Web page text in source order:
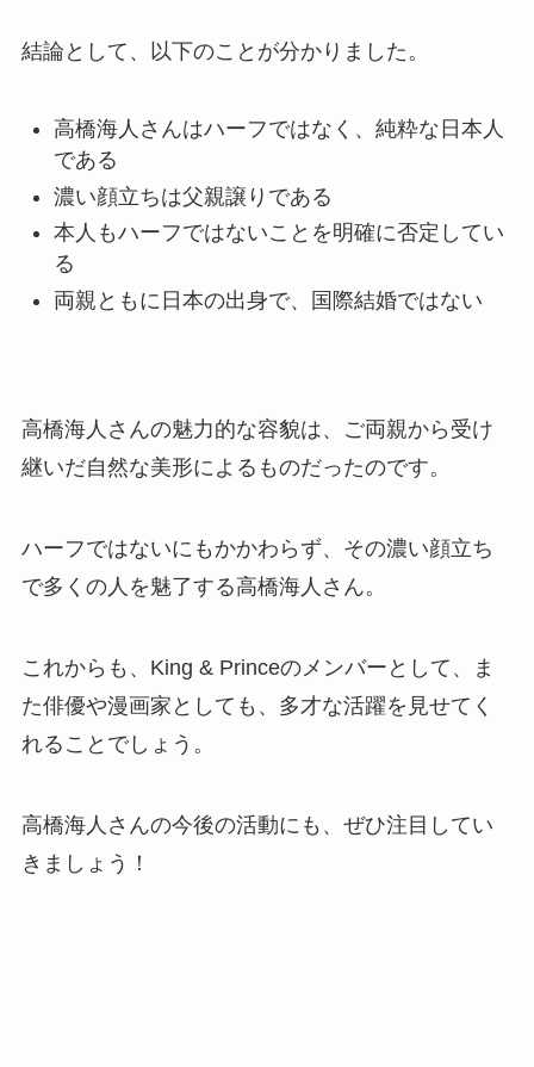
結論として、以下のことが分かりました。
高橋海人さんはハーフではなく、純粋な日本人
である
濃い顔立ちは父親譲りである
本人もハーフではないことを明確に否定してい
る
両親ともに日本の出身で、国際結婚ではない
高橋海人さんの魅力的な容貌は、ご両親から受け
継いだ自然な美形によるものだったのです。
ハーフではないにもかかわらず、その濃い顔立ち
で多くの人を魅了する高橋海人さん。
これからも、King & Princeのメンバーとして、ま
た俳優や漫画家としても、多才な活躍を見せてく
れることでしょう。
高橋海人さんの今後の活動にも、ぜひ注目してい
きましょう！